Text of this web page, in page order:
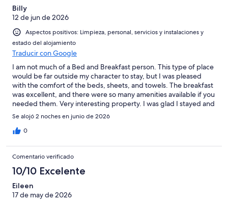
Billy
12 de jun de 2026
Aspectos positivos: Limpieza, personal, servicios y instalaciones y
estado del alojamiento
Traducir con Google
I am not much of a Bed and Breakfast person. This type of place
would be far outside my character to stay, but I was pleased
with the comfort of the beds, sheets, and towels. The breakfast
was excellent, and there were so many amenities available if you
needed them. Very interesting property. I was glad I stayed and
would recommend this Inn to anyone in the area.
Se alojó 2 noches en junio de 2026
0
Comentario verificado
10/10 Excelente
Eileen
17 de may de 2026